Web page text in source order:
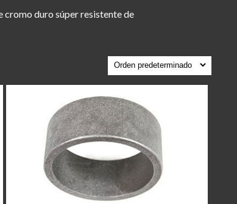
cromo duro súper resistente de